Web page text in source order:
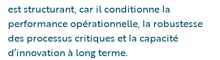
est structurant, car il conditionne la
performance opérationnelle, la robustesse
des processus critiques et la capacité
d’innovation à long terme.